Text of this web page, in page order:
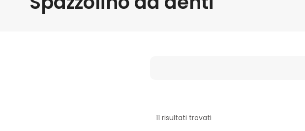
Categoria
11 risultati trovati